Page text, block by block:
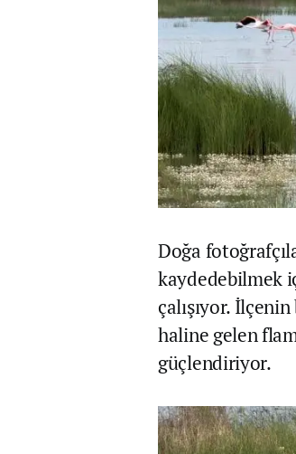
Doğa
kaydedebilmek
çalışıyor.
haline gelen
güçlendiriyor.